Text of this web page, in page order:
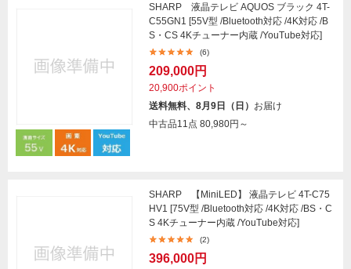
SHARP 液晶テレビ AQUOS ブラック 4T-
C55GN1 [55V型 /Bluetooth対応 /4K対応 /B
S・CS 4Kチューナー内蔵 /YouTube対応]
(6)
209,000円
20,900ポイント
送料無料、8月9日（日） お届け
中古品11点 80,980円～
SHARP 【MiniLED】 液晶テレビ 4T-C75
HV1 [75V型 /Bluetooth対応 /4K対応 /BS・C
S 4Kチューナー内蔵 /YouTube対応]
(2)
396,000円